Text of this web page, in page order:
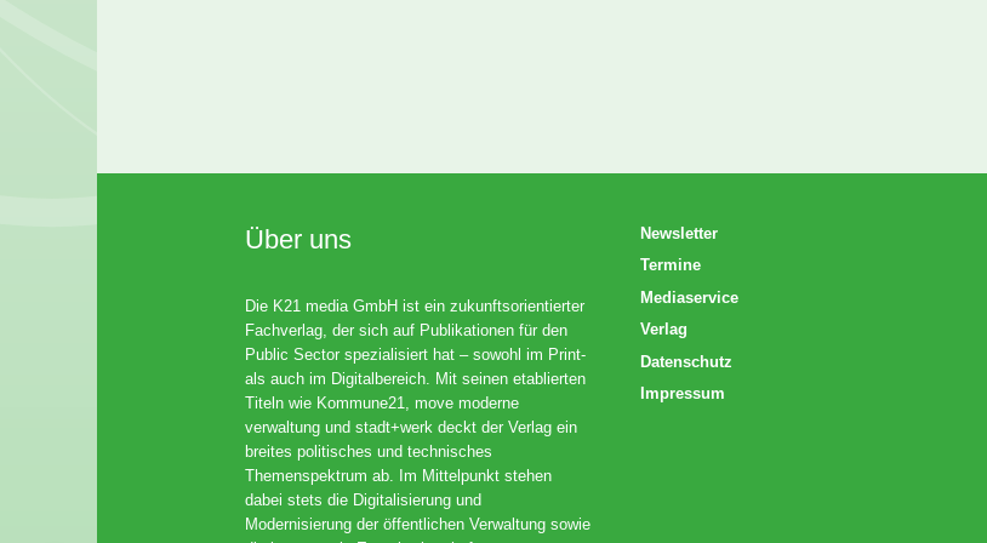
Über uns
Die K21 media GmbH ist ein zukunftsorientierter
Fachverlag, der sich auf Publikationen für den
Public Sector spezialisiert hat – sowohl im Print-
als auch im Digitalbereich. Mit seinen etablierten
Titeln wie Kommune21, move moderne
verwaltung und stadt+werk deckt der Verlag ein
breites politisches und technisches
Themenspektrum ab. Im Mittelpunkt stehen
dabei stets die Digitalisierung und
Modernisierung der öffentlichen Verwaltung sowie
Newsletter
Termine
Mediaservice
Verlag
Datenschutz
Impressum